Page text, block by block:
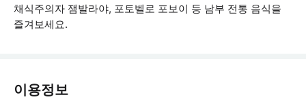
채식주의자 잼발라야, 포토벨로 포보이 등 남부 전통 음식을
즐겨보세요.
이용정보